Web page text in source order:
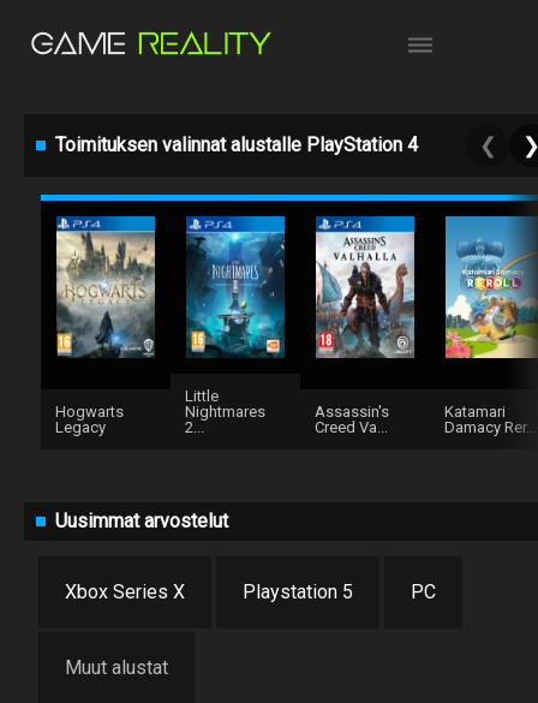
Toimituksen valinnat alustalle PlayStation 4 ❮
Hogwarts
Legacy
Little
Nightmares
2...
Assassin's
Creed Va...
Katamari
Damacy Rer...
Uusimmat arvostelut
Xbox Series X Playstation 5 PC
Muut alustat